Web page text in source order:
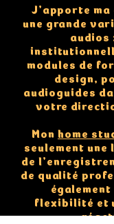
J’apporte
une grande
audios
modules de
design,
audioguides
votre
Mon home
seulement
de
de qualité
flexibilité et